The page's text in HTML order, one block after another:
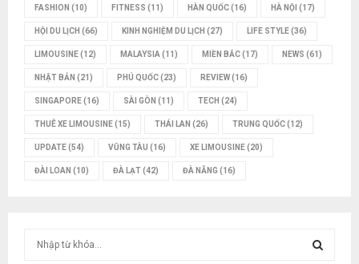
FASHION (10) FITNESS (11) HÀN QUỐC(16) HÀ NỘI (17)
HỘI DU LỊCH (66) KINH NGHIỆM DU LỊCH (27) LIFE STYLE(36)
LIMOUSINE(12) MALAYSIA(11) MIỀN BẮC(17) NEWS (61)
NHẬT BẢN (21) PHÚ QUỐC(23) REVIEW(16)
SINGAPORE(16) SÀI GÒN (11) TECH (24)
THUÊ XE LIMOUSINE(15) THÁI LAN (26) TRUNG QUỐC(12)
UPDATE(54) VŨNG TÀU (16) XE LIMOUSINE(20)
ĐÀI LOAN (10) ĐÀ LẠT(42) ĐÀ NẴNG (16)